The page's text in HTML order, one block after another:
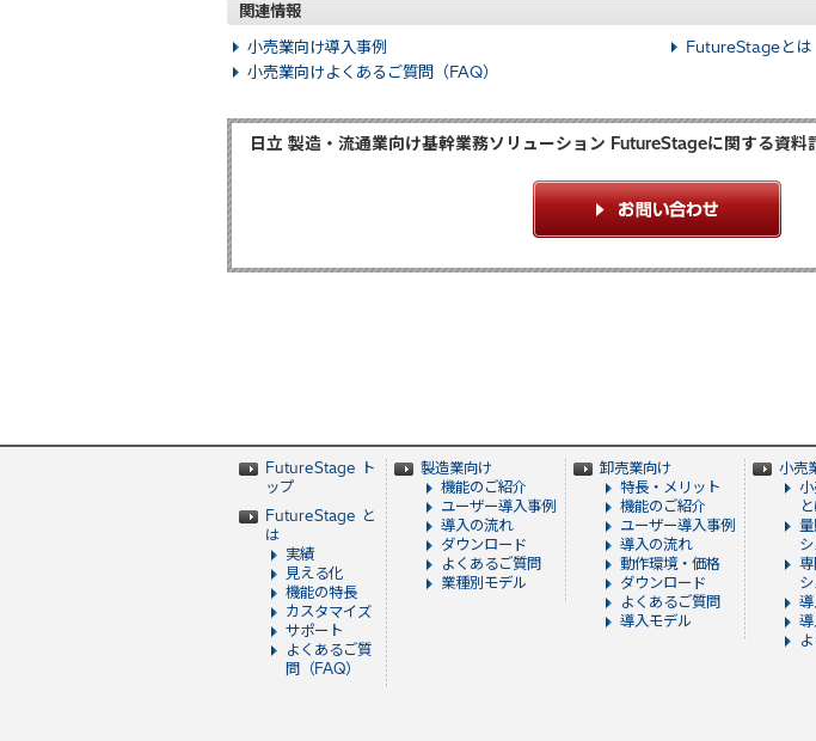
関連情報
小売業向け導入事例
小売業向けよくあるご質問（FAQ）
FutureStageとは
日立 製造・流通業向け基幹業務ソリューション FutureStageに関する資料
FutureStage ト
ップ
FutureStage と
は
実績
見える化
機能の特長
カスタマイズ
サポート
よくあるご質
問（FAQ）
製造業向け
機能のご紹介
ユーザー導入事例
導入の流れ
ダウンロード
よくあるご質問
業種別モデル
卸売業向け
特長・メリット
機能のご紹介
ユーザー導入事例
導入の流れ
動作環境・価格
ダウンロード
よくあるご質問
導入モデル
小売
導